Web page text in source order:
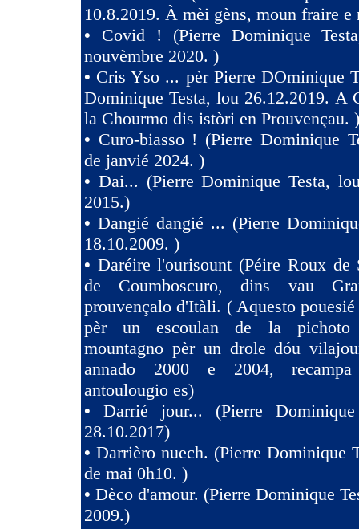
10.8.2019. À mèi gèns, moun fraire e
• Covid ! (Pierre Dominique
nouvèmbre 2020. )
• Cris Yso ... pèr Pierre DOminique
Dominique Testa, lou 26.12.2019. A
la Chourmo dis istòri en Prouvençau. )
• Curo-biasso ! (Pierre Dominique
de janvié 2024. )
• Dai... (Pierre Dominique Testa,
2015.)
• Dangié dangié ... (Pierre
18.10.2009. )
• Daréire l'ourisount (Péire Roux de
de Coumboscuro, dins vau
prouvençalo d'Itàli. ( Aquesto
pèr un escoulan de la pichoto
mountagno pèr un drole dóu
annado 2000 e 2004,
antoulougio es)
• Darrié jour... (Pierre
28.10.2017)
• Darrièro nuech. (Pierre Dominique
de mai 0h10. )
• Dèco d'amour. (Pierre Dominique
2009.)